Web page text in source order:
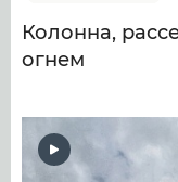
Колонна,
огнем